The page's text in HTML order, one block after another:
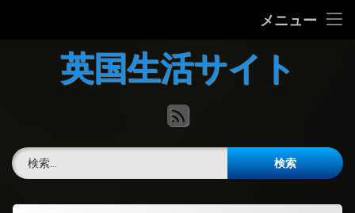
メニュー
英国の文化について
掲示板
英国生活サイト
RSS